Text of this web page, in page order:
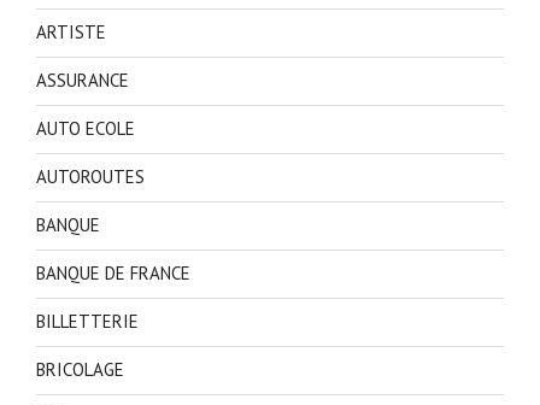
ARTISTE
ASSURANCE
AUTO ECOLE
AUTOROUTES
BANQUE
BANQUE DE FRANCE
BILLETTERIE
BRICOLAGE